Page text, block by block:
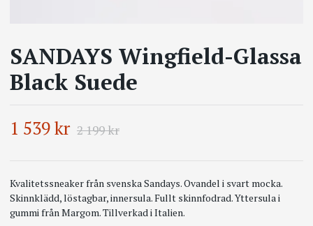
SANDAYS Wingfield-Glassa
Black Suede
1 539 kr 2 199 kr
Kvalitetssneaker från svenska Sandays. Ovandel i svart mocka.
Skinnklädd, löstagbar, innersula. Fullt skinnfodrad. Yttersula i
gummi från Margom. Tillverkad i Italien.